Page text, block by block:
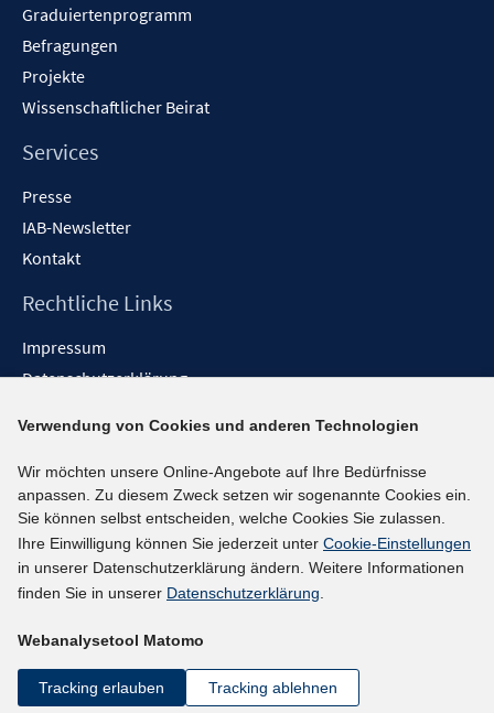
Graduiertenprogramm
Befragungen
Projekte
Wissenschaftlicher Beirat
Services
Presse
IAB-Newsletter
Kontakt
Rechtliche Links
Impressum
Datenschutzerklärung
Barrieren melden
Social-Media-Kanäle
BlueSky
YouTube
LinkedIn
kununu
Netiquette
Verwendung von Cookies und anderen Technologien
Wir möchten unsere Online-Angebote auf Ihre Bedürfnisse
anpassen. Zu diesem Zweck setzen wir sogenannte Cookies ein.
Sie können selbst entscheiden, welche Cookies Sie zulassen.
Ihre Einwilligung können Sie jederzeit unter Cookie-Einstellungen
in unserer Datenschutzerklärung ändern. Weitere Informationen
finden Sie in unserer Datenschutzerklärung.
Webanalysetool Matomo
Tracking erlauben Tracking ablehnen